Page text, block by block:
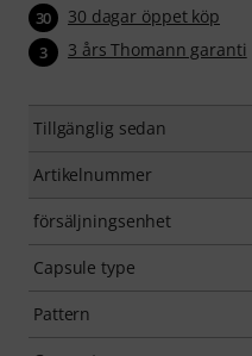
30 30 dagar öppet köp
3 3 års Thomann garanti
Tillgänglig sedan
Artikelnummer
försäljningsenhet
Capsule type
Pattern